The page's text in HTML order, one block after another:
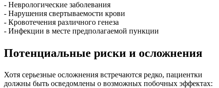
- Неврологические заболевания
- Нарушения свертываемости крови
- Кровотечения различного генеза
- Инфекции в месте предполагаемой пункции
Потенциальные риски и осложнения
Хотя серьезные осложнения встречаются редко, пациентки
должны быть осведомлены о возможных побочных эффектах: